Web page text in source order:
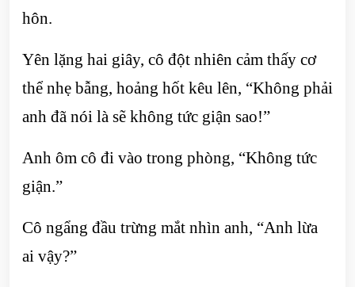
hôn.
Yên lặng hai giây, cô đột nhiên cảm thấy cơ
thể nhẹ bẫng, hoảng hốt kêu lên, “Không phải
anh đã nói là sẽ không tức giận sao!”
Anh ôm cô đi vào trong phòng, “Không tức
giận.”
Cô ngẩng đầu trừng mắt nhìn anh, “Anh lừa
ai vậy?”